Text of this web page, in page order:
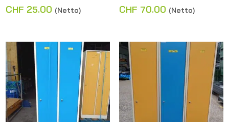
CHF 25.00 (Netto) CHF 70.00 (Netto)